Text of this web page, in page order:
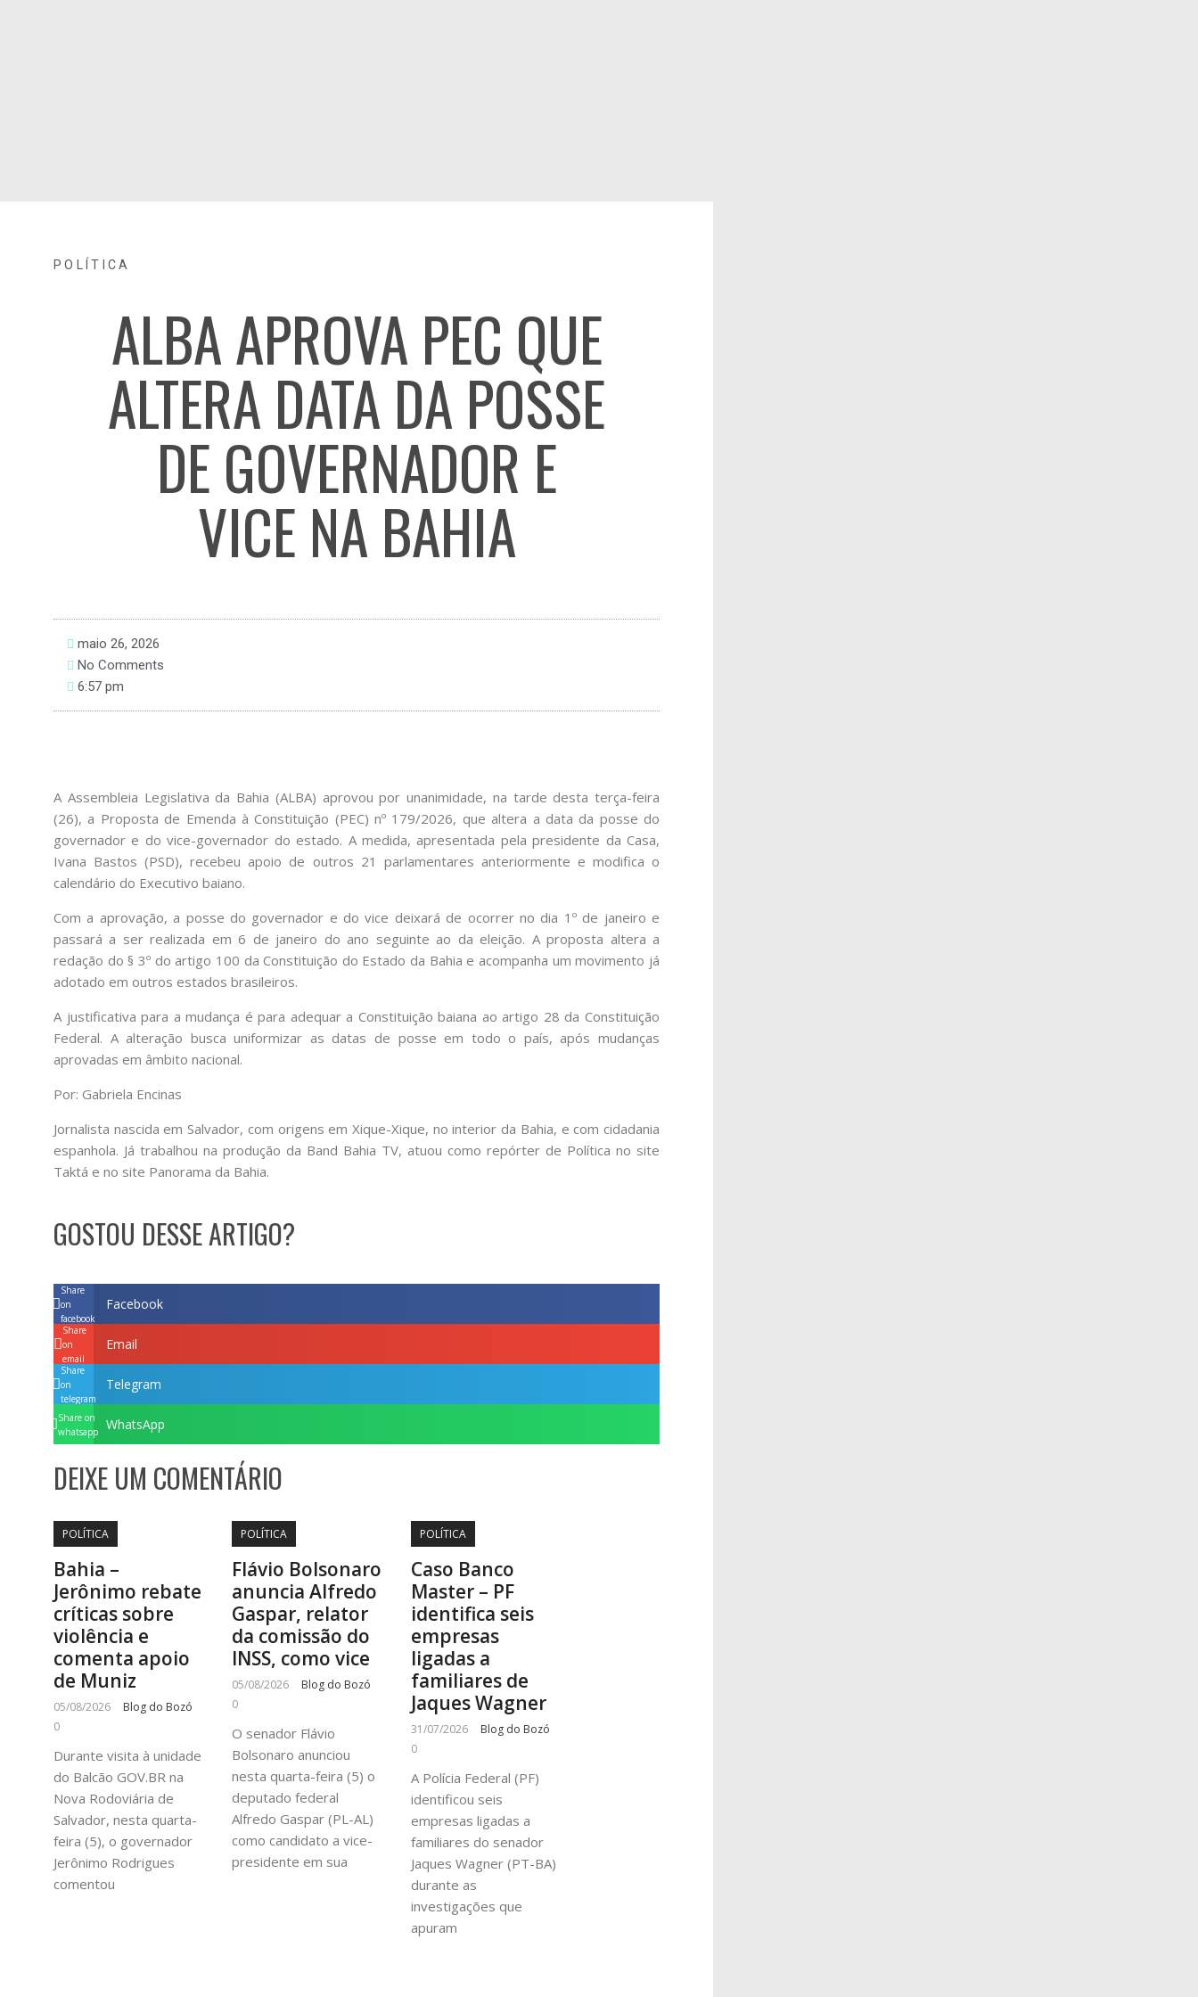
POLÍTICA
ALBA APROVA PEC QUE
ALTERA DATA DA POSSE
DE GOVERNADOR E
VICE NA BAHIA
maio 26, 2026
No Comments
6:57 pm
A Assembleia Legislativa da Bahia (ALBA) aprovou por unanimidade, na tarde desta terça-feira
(26), a Proposta de Emenda à Constituição (PEC) nº 179/2026, que altera a data da posse do
governador e do vice-governador do estado. A medida, apresentada pela presidente da Casa,
Ivana Bastos (PSD), recebeu apoio de outros 21 parlamentares anteriormente e modifica o
calendário do Executivo baiano.
Com a aprovação, a posse do governador e do vice deixará de ocorrer no dia 1º de janeiro e
passará a ser realizada em 6 de janeiro do ano seguinte ao da eleição. A proposta altera a
redação do § 3º do artigo 100 da Constituição do Estado da Bahia e acompanha um movimento já
adotado em outros estados brasileiros.
A justificativa para a mudança é para adequar a Constituição baiana ao artigo 28 da Constituição
Federal. A alteração busca uniformizar as datas de posse em todo o país, após mudanças
aprovadas em âmbito nacional.
Por: Gabriela Encinas
Jornalista nascida em Salvador, com origens em Xique-Xique, no interior da Bahia, e com cidadania
espanhola. Já trabalhou na produção da Band Bahia TV, atuou como repórter de Política no site
Taktá e no site Panorama da Bahia.
GOSTOU DESSE ARTIGO?
Share
on
facebook
Facebook
Share
on
email
Email
Share
on
telegram
Telegram
Share on
whatsapp
WhatsApp
DEIXE UM COMENTÁRIO
POLÍTICA
Bahia –
Jerônimo rebate
críticas sobre
violência e
comenta apoio
de Muniz
05/08/2026
Blog do Bozó
0
Durante visita à unidade
do Balcão GOV.BR na
Nova Rodoviária de
Salvador, nesta quarta-
feira (5), o governador
Jerônimo Rodrigues
comentou
POLÍTICA
Flávio Bolsonaro
anuncia Alfredo
Gaspar, relator
da comissão do
INSS, como vice
05/08/2026
Blog do Bozó
0
O senador Flávio
Bolsonaro anunciou
nesta quarta-feira (5) o
deputado federal
Alfredo Gaspar (PL-AL)
como candidato a vice-
presidente em sua
POLÍTICA
Caso Banco
Master – PF
identifica seis
empresas
ligadas a
familiares de
Jaques Wagner
31/07/2026
Blog do Bozó
0
A Polícia Federal (PF)
identificou seis
empresas ligadas a
familiares do senador
Jaques Wagner (PT-BA)
durante as
investigações que
apuram